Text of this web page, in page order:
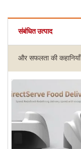
संबंधित उत्पाद
और सफलता की कहानियाँ